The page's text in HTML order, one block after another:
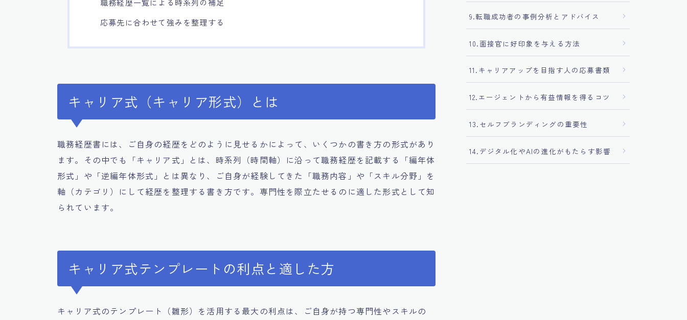
応募先に合わせて強みを整理する
キャリア式（キャリア形式）とは
職務経歴書には、ご自身の経歴をどのように見せるかによって、いくつかの書き方の形式があり
ます。その中でも「キャリア式」とは、時系列（時間軸）に沿って職務経歴を記載する「編年体
形式」や「逆編年体形式」とは異なり、ご自身が経験してきた「職務内容」や「スキル分野」を
軸（カテゴリ）にして経歴を整理する書き方です。専門性を際立たせるのに適した形式として知
られています。
キャリア式テンプレートの利点と適した方
キャリア式のテンプレート（雛形）を活用する最大の利点は、ご自身が持つ専門性やスキルの
9.転職成功者の事例分析とアドバイス
10.面接官に好印象を与える方法
11.キャリアアップを目指す人の応募書類
12.エージェントから有益情報を得るコツ
13.セルフブランディングの重要性
14.デジタル化やAIの進化がもたらす影響